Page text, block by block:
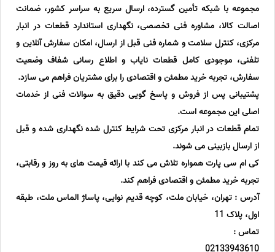
مجموعه با شبکه تأمین گسترده، ارسال سریع به سراسر کشور، ضمانت
اصالت کالا، مشاوره فنی تخصصی، نگهداری استاندارد قطعات در انبار
مرکزی، کنترل سلامت و شماره فنی قبل از ارسال، امکان سفارش آنلاین و
تلفنی، موجودی کامل قطعات نایاب و اطلاع رسانی شفاف وضعیت
سفارش، تجربه خرید مطمئن و اقتصادی را برای مشتریان فراهم می سازد.
پشتیبانی پس از فروش و پاسخ گویی دقیق به سوالات فنی از خدمات
اصلی این مجموعه است.
تمام قطعات در انبار مرکزی تحت شرایط کنترل شده نگهداری شده و قبل
از ارسال بازبینی می شوند.
کی ام سی پارت همواره تلاش می کند با ارائه قیمت های به روز و رقابتی،
تجربه خرید مطمئن و اقتصادی فراهم کند.
آدرس : تهران، خیابان ملت، کوچه قدیم نوایی، پاساژ الماس ملت، طبقه
اول، پلاک 11
تماس :